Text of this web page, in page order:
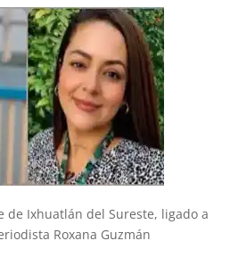
de Ixhuatlán del Sureste, ligado a
Roxana Guzmán